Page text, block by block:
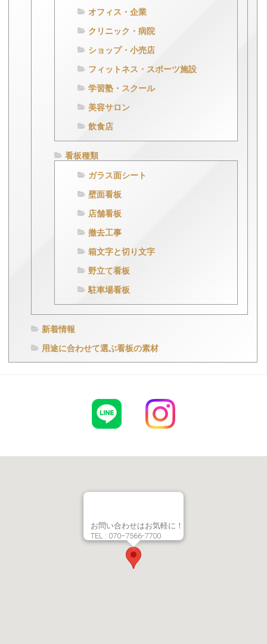
オフィス・企業
クリニック・病院
ショップ・小売店
フィットネス・スポーツ施設
学習塾・スクール
美容サロン
飲食店
看板種類
ガラス面シート
壁面看板
店舗看板
撤去工事
箱文字と切り文字
野立て看板
駐車場看板
新着情報
用途に合わせて選ぶ看板の素材
お問い合わせはお気軽に！
TEL : 070−7566-7700